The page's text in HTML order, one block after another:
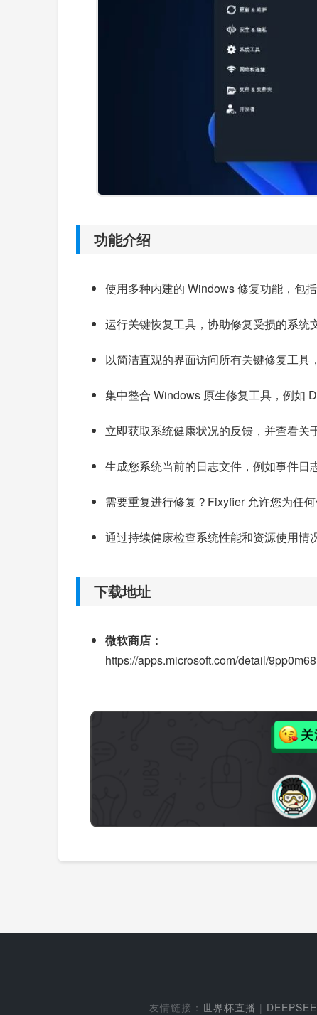
功能介绍
使用多种内建的 Windows 修复功能，包
运行关键恢复工具，协助修复受损的系统
以简洁直观的界面访问所有关键修复工具
集中整合 Windows 原生修复工具，例如
立即获取系统健康状况的反馈，并查看关
生成您系统当前的日志文件，例如事件日
需要重复进行修复？Fixyfier 允许您为任
通过持续健康检查系统性能和资源使用情
下载地址
微软商店：
https://apps.microsoft.com/detail/
友情链接： 世界杯直播 |